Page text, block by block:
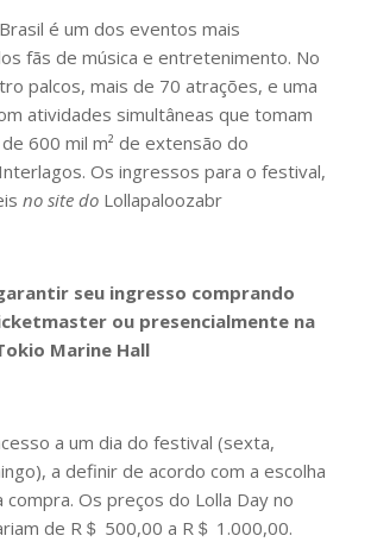
é um dos eventos mais
fãs de música e entretenimento. No
palcos, mais de 70 atrações, e uma
atividades simultâneas que tomam
600 mil m² de extensão do
Os ingressos para o festival,
no site do Lollapaloozabr
seu ingresso comprando
ou presencialmente na
Marine Hall
a um dia do festival (sexta,
a definir de acordo com a escolha
Os preços do Lolla Day no
de R＄ 500,00 a R＄ 1.000,00.